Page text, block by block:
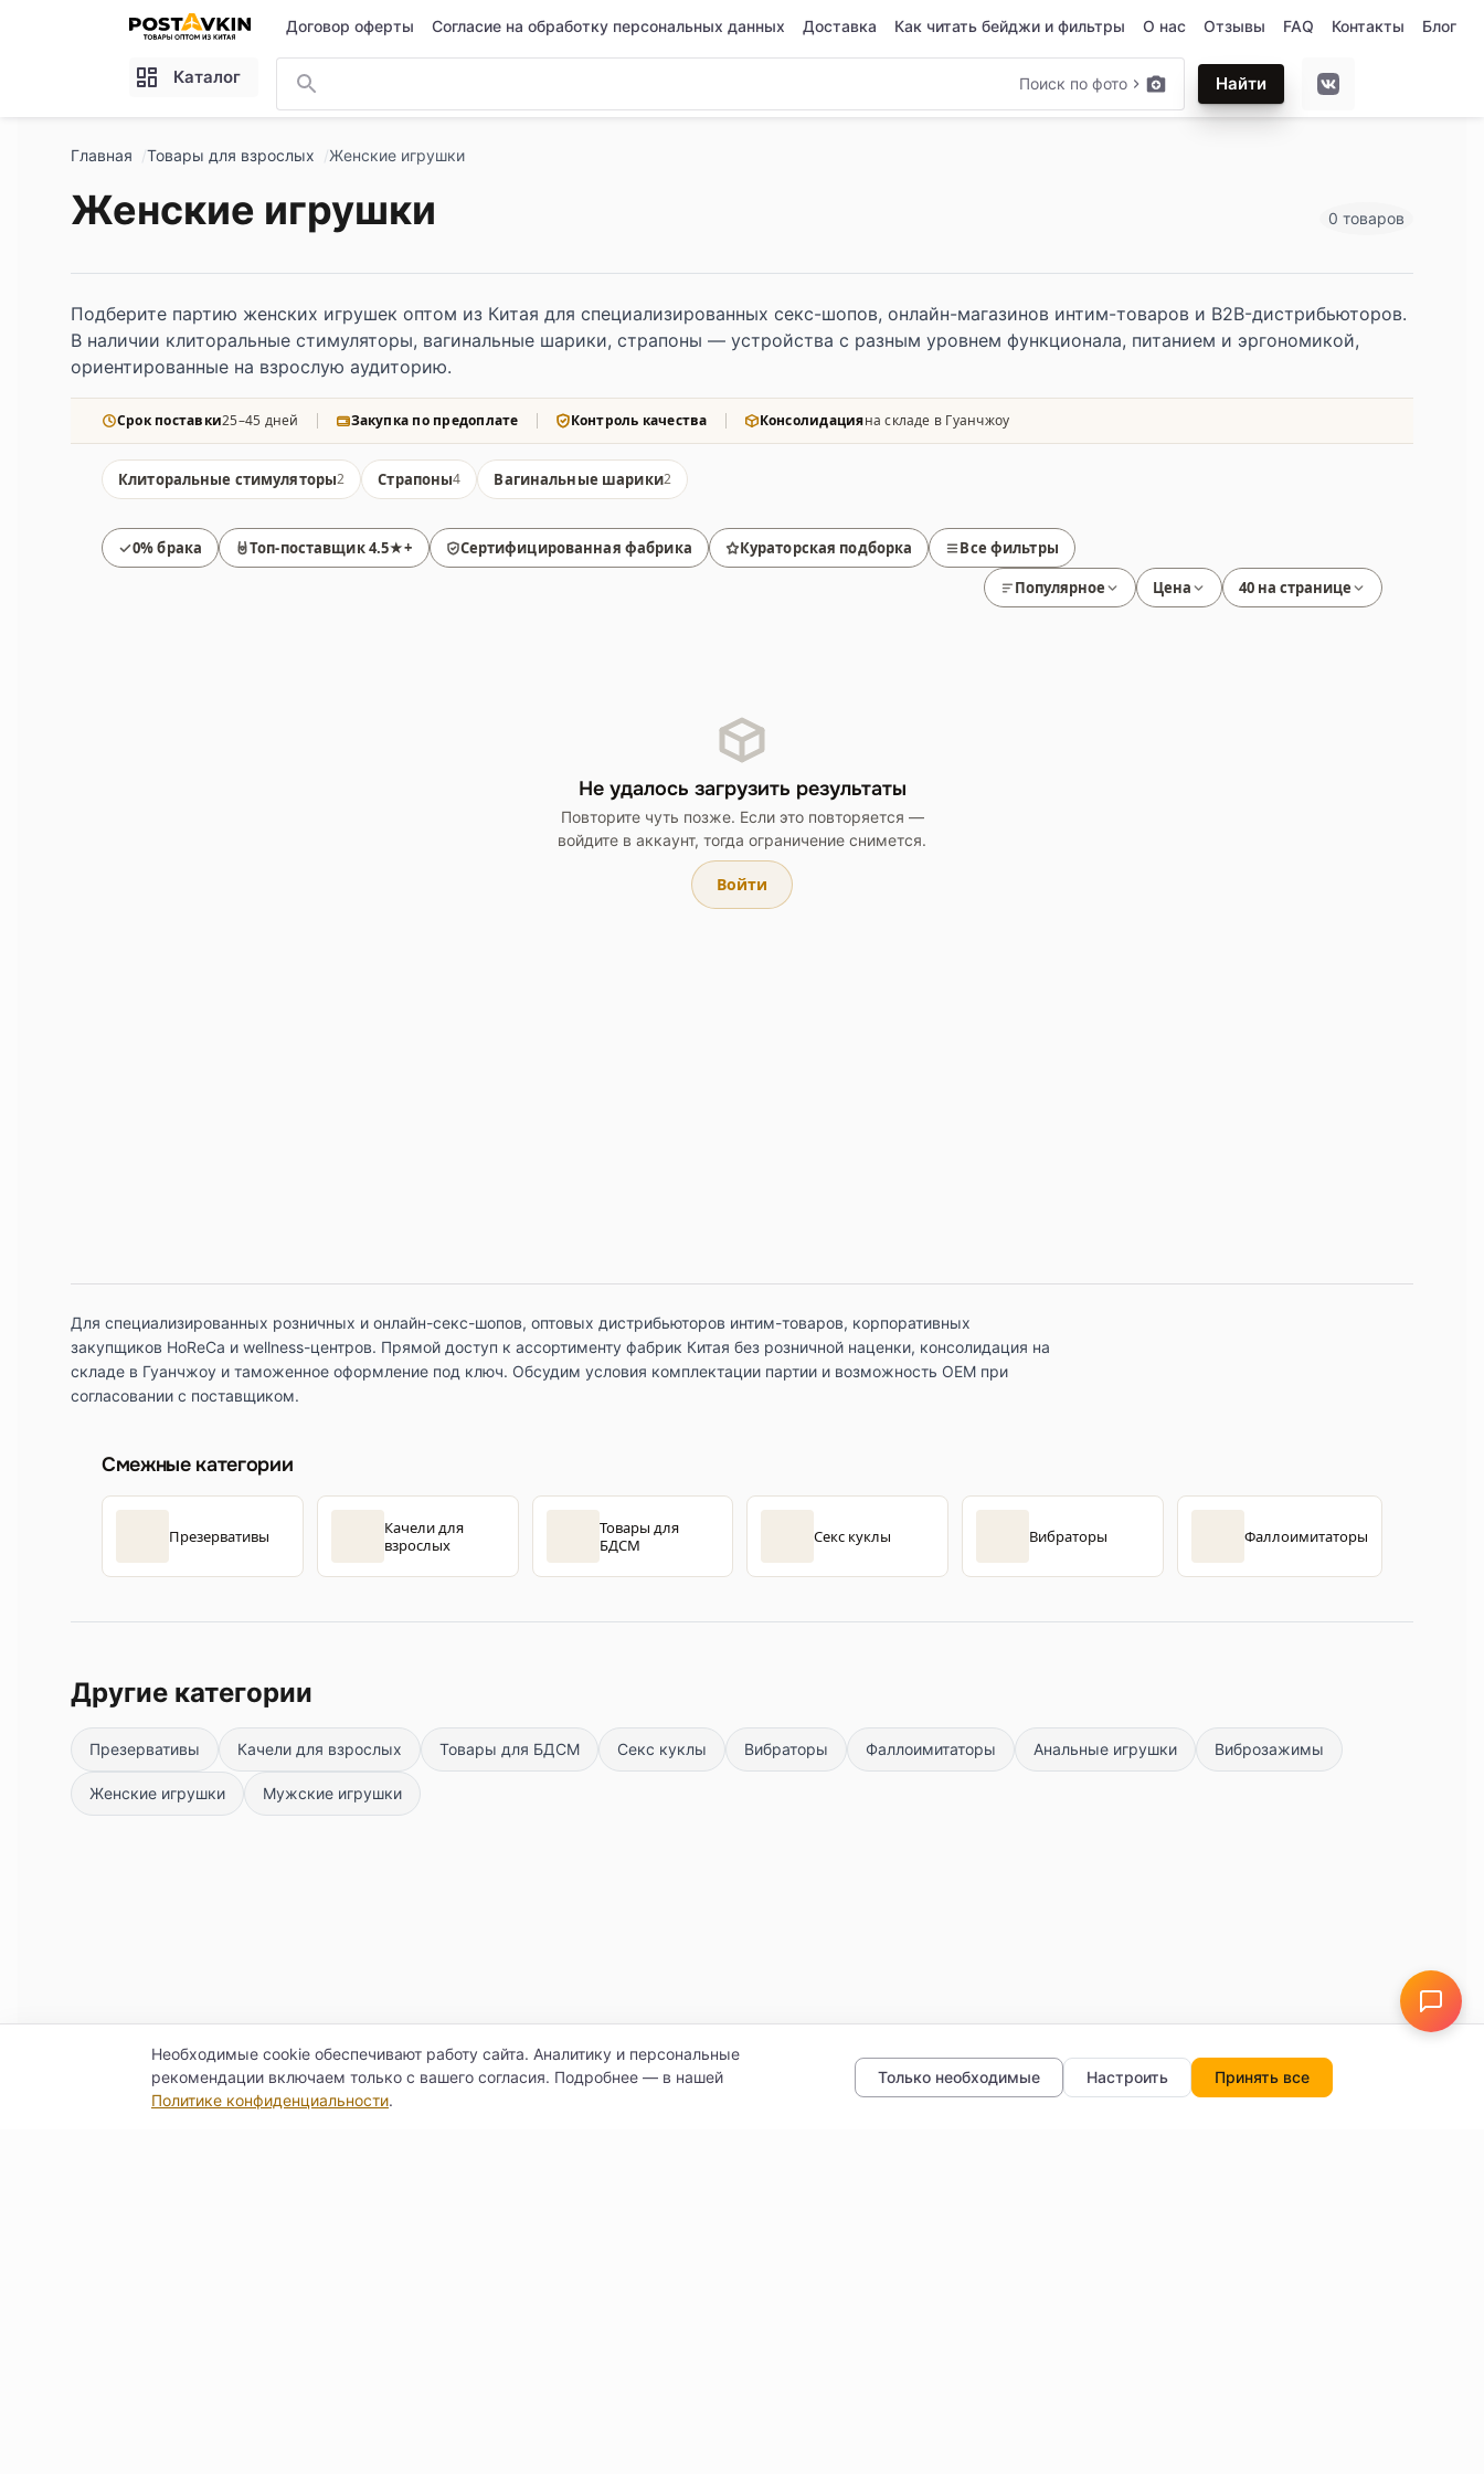
Перейти к основному содержимому
Договор оферты Согласие на обработку персональных данных Доставка Как читать бейджи и фильтры О нас Отзывы FAQ Контакты Блог
Каталог Поиск по фото Найти
Главная Товары для взрослых Женские игрушки
Женские игрушки 0 товаров
Подберите партию женских игрушек оптом из Китая для специализированных секс-шопов, онлайн-магазинов интим-товаров и B2B-дистрибьюторов.
В наличии клиторальные стимуляторы, вагинальные шарики, страпоны — устройства с разным уровнем функционала, питанием и эргономикой,
ориентированные на взрослую аудиторию.
Срок поставки25–45 дней Закупка по предоплате Контроль качества Консолидацияна складе в Гуанчжоу
Клиторальные стимуляторы2 Страпоны4 Вагинальные шарики2
0% брака Топ-поставщик 4.5★+ Сертифицированная фабрика Кураторская подборка
Все фильтры
Популярное
Цена 40 на странице
Не удалось загрузить результаты
Повторите чуть позже. Если это повторяется —
войдите в аккаунт, тогда ограничение снимется.
Войти
Для специализированных розничных и онлайн-секс-шопов, оптовых дистрибьюторов интим-товаров, корпоративных
закупщиков HoReCa и wellness-центров. Прямой доступ к ассортименту фабрик Китая без розничной наценки, консолидация на
складе в Гуанчжоу и таможенное оформление под ключ. Обсудим условия комплектации партии и возможность OEM при
согласовании с поставщиком.
Смежные категории
Презервативы
Качели для
взрослых
Товары для
БДСМ
Секс куклы Вибраторы Фаллоимитаторы
Другие категории
Презервативы Качели для взрослых Товары для БДСМ Секс куклы Вибраторы Фаллоимитаторы Анальные игрушки Виброзажимы
Женские игрушки Мужские игрушки
Необходимые cookie обеспечивают работу сайта. Аналитику и персональные
рекомендации включаем только с вашего согласия. Подробнее — в нашей
Политике конфиденциальности.
Только необходимые Настроить Принять все